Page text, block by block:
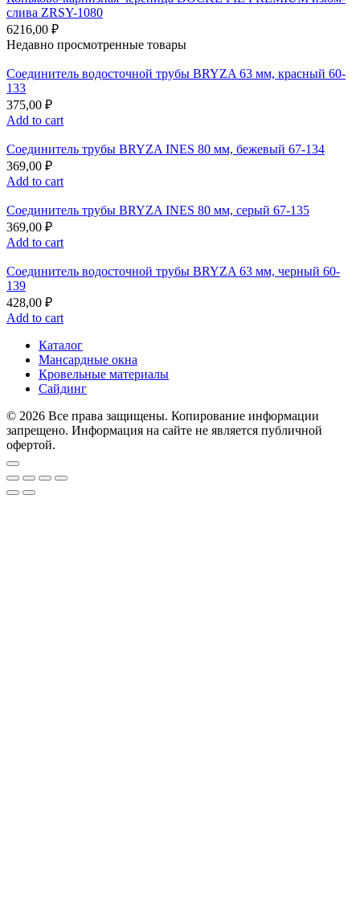
слива ZRSY-1080
6216,00 ₽
Недавно просмотренные товары
Соединитель водосточной трубы BRYZA 63 мм, краcный 60-
133
375,00 ₽
Add to cart
Соединитель трубы BRYZA INES 80 мм, бежевый 67-134
369,00 ₽
Add to cart
Соединитель трубы BRYZA INES 80 мм, серый 67-135
369,00 ₽
Add to cart
Соединитель водосточной трубы BRYZA 63 мм, черный 60-
139
428,00 ₽
Add to cart
Каталог
Мансардные окна
Кровельные материалы
Сайдинг
© 2026 Все права защищены. Копирование информации
запрещено. Информация на сайте не является публичной
офертой.